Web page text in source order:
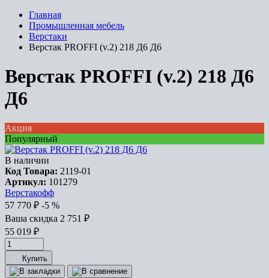
Главная
Промышленная мебель
Верстаки
Верстак PROFFI (v.2) 218 Д6 Д6
Верстак PROFFI (v.2) 218 Д6
Д6
Акция
Популярный
В наличии
Код Товара: 2119-01
Артикул: 101279
Верстакофф
57 770 ₽ -5 %
Ваша cкидка 2 751 ₽
55 019 ₽
Купить